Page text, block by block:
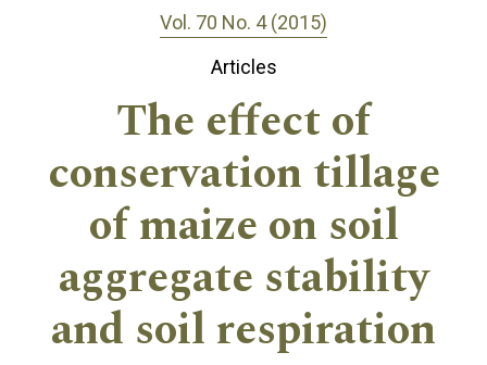
Vol. 70 No. 4 (2015)
Articles
The effect of
conservation tillage
of maize on soil
aggregate stability
and soil respiration